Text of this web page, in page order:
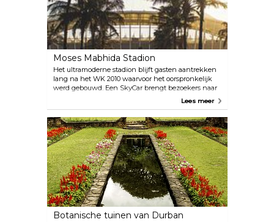
Moses Mabhida Stadion
Het ultramoderne stadion blijft gasten aantrekken
lang na het WK 2010 waarvoor het oorspronkelijk
werd gebouwd. Een SkyCar brengt bezoekers naar
het panoramische uitkijkplatform helemaal
trappen oplopen is een ander alternatief.
Adrenalinezoekers moeten de Big Swing proberen,
een indrukwekkende schommel met vrije val die in
2011 werd uitgeroepen tot de hoogste ter wereld.
Lees meer
Botanische tuinen van Durban